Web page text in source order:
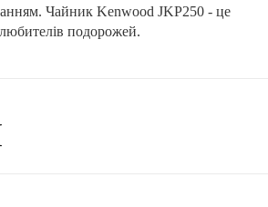
Чайник Kenwood JKP250 - це
подорожей.